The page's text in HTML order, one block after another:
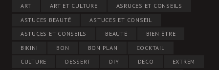
ART ART ET CULTURE
ASRUCES ET CONSEILS
ASTUCES BEAUTÉ
ASTUCES ET CONSEIL
ASTUCES ET CONSEILS
BEAUTÉ
BIEN-ÊTRE
BIKINI
BON BON PLAN
COCKTAIL
CULTURE
DESSERT DIY DÉCO
EXTREM